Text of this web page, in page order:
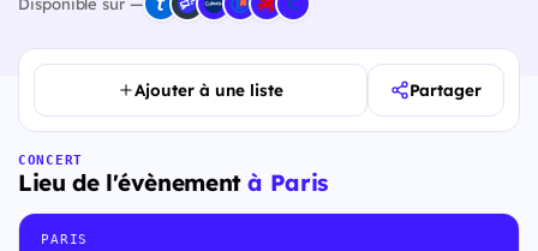
Ajouter à une liste Partager
CONCERT
Lieu de l'évènementà Paris
PARIS